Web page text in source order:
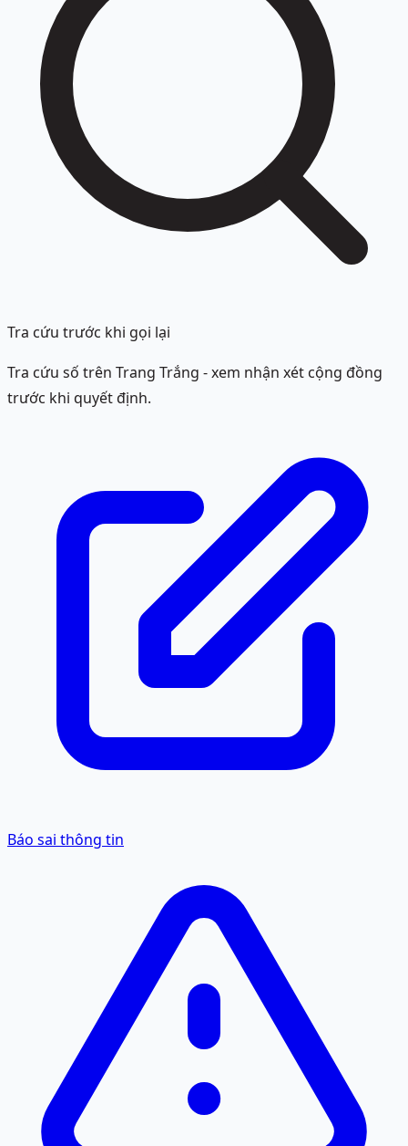
Tra cứu trước khi gọi lại
Tra cứu số trên Trang Trắng - xem nhận xét cộng đồng
trước khi quyết định.
Báo sai thông tin